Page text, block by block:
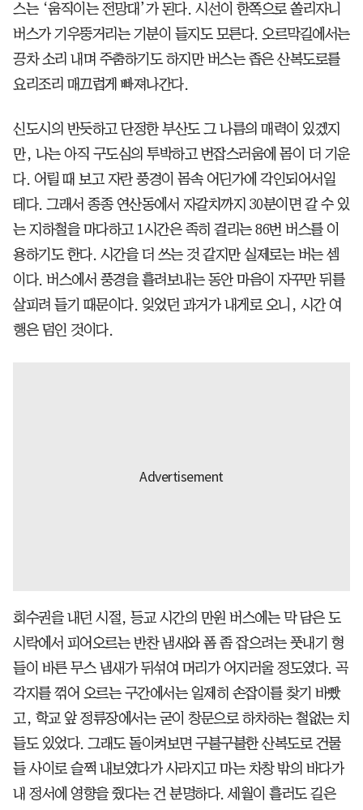
스는 ‘움직이는 전망대’가 된다. 시선이 한쪽으로 쏠리자니
버스가 기우뚱거리는 기분이 들지도 모른다. 오르막길에서는
끙차 소리 내며 주춤하기도 하지만 버스는 좁은 산복도로를
요리조리 매끄럽게 빠져나간다.
신도시의 반듯하고 단정한 부산도 그 나름의 매력이 있겠지
만, 나는 아직 구도심의 투박하고 번잡스러움에 몸이 더 기운
다. 어릴 때 보고 자란 풍경이 몸속 어딘가에 각인되어서일
테다. 그래서 종종 연산동에서 자갈치까지 30분이면 갈 수 있
는 지하철을 마다하고 1시간은 족히 걸리는 86번 버스를 이
용하기도 한다. 시간을 더 쓰는 것 같지만 실제로는 버는 셈
이다. 버스에서 풍경을 흘려보내는 동안 마음이 자꾸만 뒤를
살피려 들기 때문이다. 잊었던 과거가 내게로 오니, 시간 여
행은 덤인 것이다.
회수권을 내던 시절, 등교 시간의 만원 버스에는 막 담은 도
시락에서 피어오르는 반찬 냄새와 폼 좀 잡으려는 풋내기 형
들이 바른 무스 냄새가 뒤섞여 머리가 어지러울 정도였다. 곡
각지를 꺾어 오르는 구간에서는 일제히 손잡이를 찾기 바빴
고, 학교 앞 정류장에서는 굳이 창문으로 하차하는 철없는 치
들도 있었다. 그래도 돌이켜보면 구불구불한 산복도로 건물
들 사이로 슬쩍 내보였다가 사라지고 마는 차창 밖의 바다가
내 정서에 영향을 줬다는 건 분명하다. 세월이 흘러도 길은